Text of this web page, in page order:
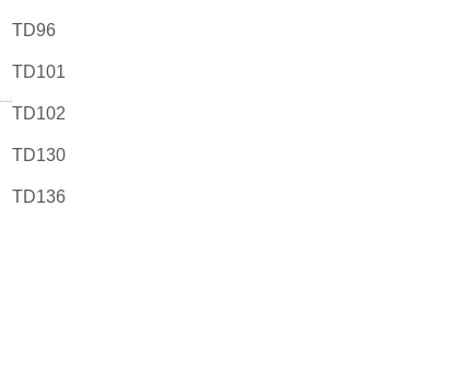
TD96
TD101
TD102
TD130
TD136